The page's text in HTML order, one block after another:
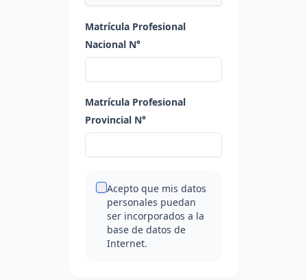
Matrícula Profesional
Nacional N°
Matrícula Profesional
Provincial N°
Acepto que mis datos
personales puedan
ser incorporados a la
base de datos de
Internet.